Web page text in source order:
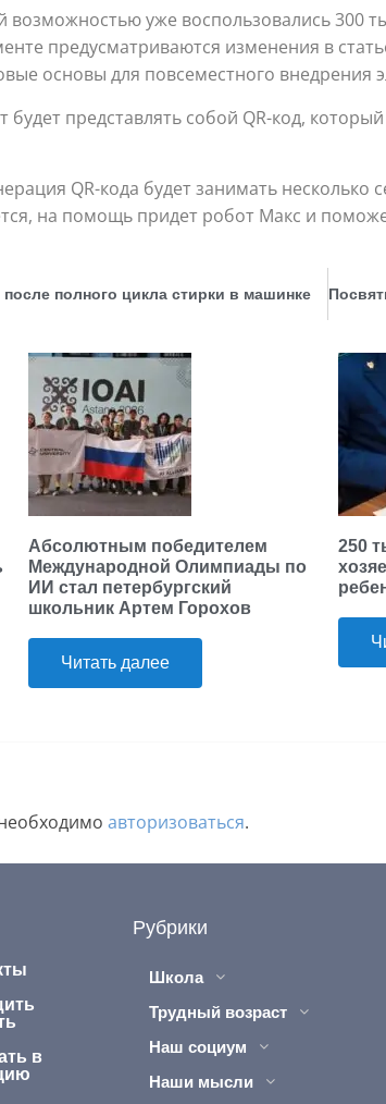
уже воспользовались 300
предусматриваются изменения в
основы для повсеместного внедрения
будет представлять собой QR-код,
QR-кода будет занимать несколько
на помощь придет робот Макс и
полного цикла стирки в машинке
Абсолютным победителем
Международной Олимпиады по
ИИ стал петербургский
школьник Артем Горохов
Читать далее
250
авторизоваться.
в
Рубрики
Школа
Трудный возраст
Наш социум
Наши мысли